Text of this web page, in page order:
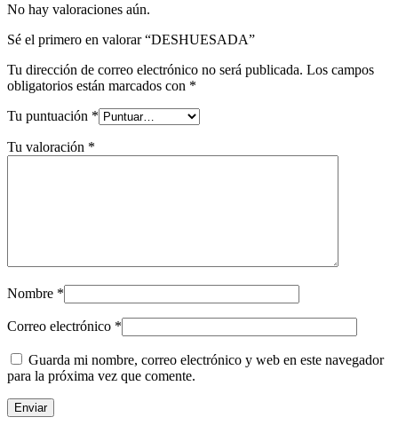
No hay valoraciones aún.
Sé el primero en valorar “DESHUESADA”
Tu dirección de correo electrónico no será publicada. Los campos
obligatorios están marcados con *
Tu puntuación *
Tu valoración *
Nombre *
Correo electrónico *
Guarda mi nombre, correo electrónico y web en este navegador
para la próxima vez que comente.